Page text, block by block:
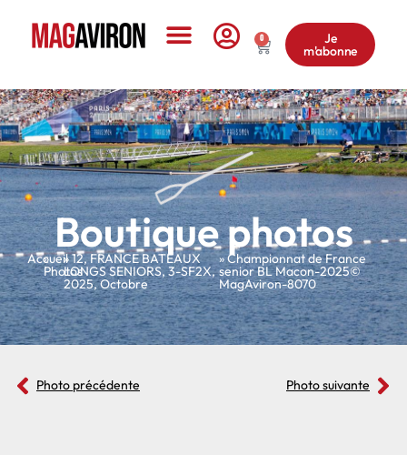
0 Je
m'abonne
Boutique photos
Accueil
»
Photos
»12,FRANCE BATEAUX
LONGS SENIORS,3-SF2X,
2025,Octobre
» Championnat de France
senior BL Macon-2025©
MagAviron-8070
Photo précédente Photo suivante